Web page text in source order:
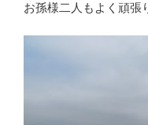
お孫様二人もよく頑張